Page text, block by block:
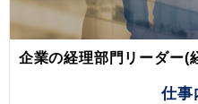
企業の経理部門リーダー(
仕事